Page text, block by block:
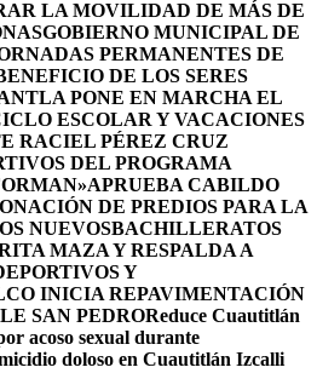
LA MOVILIDAD DE MÁS DE
GOBIERNO MUNICIPAL DE
PERMANENTES DE
DE LOS SERES
PONE EN MARCHA EL
ESCOLAR Y VACACIONES
RACIEL PÉREZ CRUZ
DEL PROGRAMA
APRUEBA CABILDO
DE PREDIOS PARA LA
NUEVOSBACHILLERATOS
MAZA Y RESPALDA A
Y
INICIA REPAVIMENTACIÓN
SAN PEDROReduce Cuautitlán
acoso sexual durante
doloso en Cuautitlán Izcalli